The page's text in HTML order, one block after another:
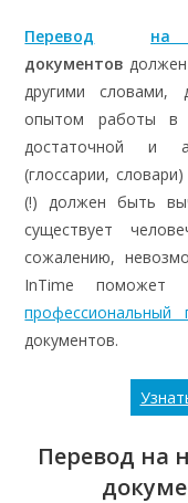
Перевод на
документов
другими словами,
опытом работы в
достаточной и
(глоссарии,
(!) должен быть
существует
сожалению,
InTime поможет
профессиональный
документов.
Перевод на